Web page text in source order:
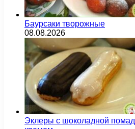
Баурсаки творожные
08.08.2026
Эклеры с шоколадной